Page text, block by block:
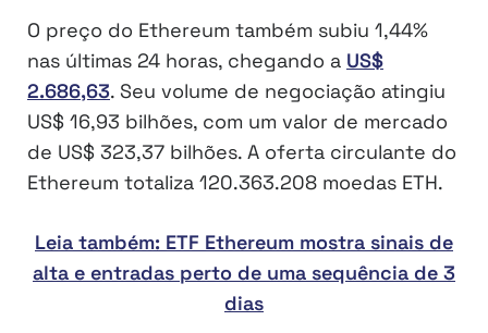
O preço do Ethereum também subiu 1,44%
nas últimas 24 horas, chegando a US$
2.686,63. Seu volume de negociação atingiu
US$ 16,93 bilhões, com um valor de mercado
de US$ 323,37 bilhões. A oferta circulante do
Ethereum totaliza 120.363.208 moedas ETH.
Leia também: ETF Ethereum mostra sinais de
alta e entradas perto de uma sequência de 3
dias